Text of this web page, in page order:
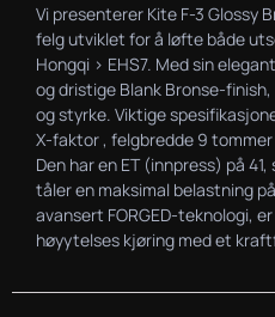
Vi presenterer Kite F-3 Glossy
felg utviklet for å løfte både
Hongqi > EHS7. Med sin
og dristige Blank Bronse-
og styrke. Viktige
X-faktor , felgbredde 9
Den har en ET (innpress) på
tåler en maksimal belastning
avansert FORGED-teknologi,
høyytelses kjøring med et